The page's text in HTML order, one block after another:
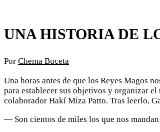
UNA HISTORIA DE
Por Chema Buceta
Una horas antes de que los Reyes Magos
para establecer sus objetivos y organizar
colaborador Hakí Miza Patto. Tras leerlo,
— Son cientos de miles los que nos